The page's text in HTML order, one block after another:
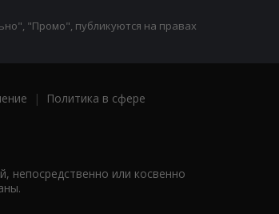
"Промо", публикуются на правах
|
Политика в сфере
непосредственно или косвенно